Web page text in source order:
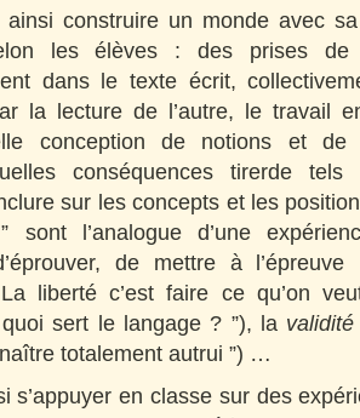
construire un monde avec
les élèves : des prises de
dans le texte écrit,
la lecture de l’autre, le travail
conception de notions et de
conséquences tirerde tels
sur les concepts et les
sont l’analogue d’une
de mettre à
liberté c’est faire ce qu’on
quoi sert le langage ? ”), la validité
totalement autrui ”) …
s’appuyer en classe sur des